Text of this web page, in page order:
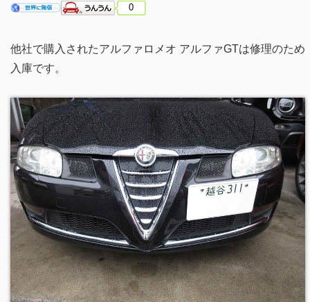
0
他社で購入されたアルファロメオ アルファGTは修理のため
入庫です。